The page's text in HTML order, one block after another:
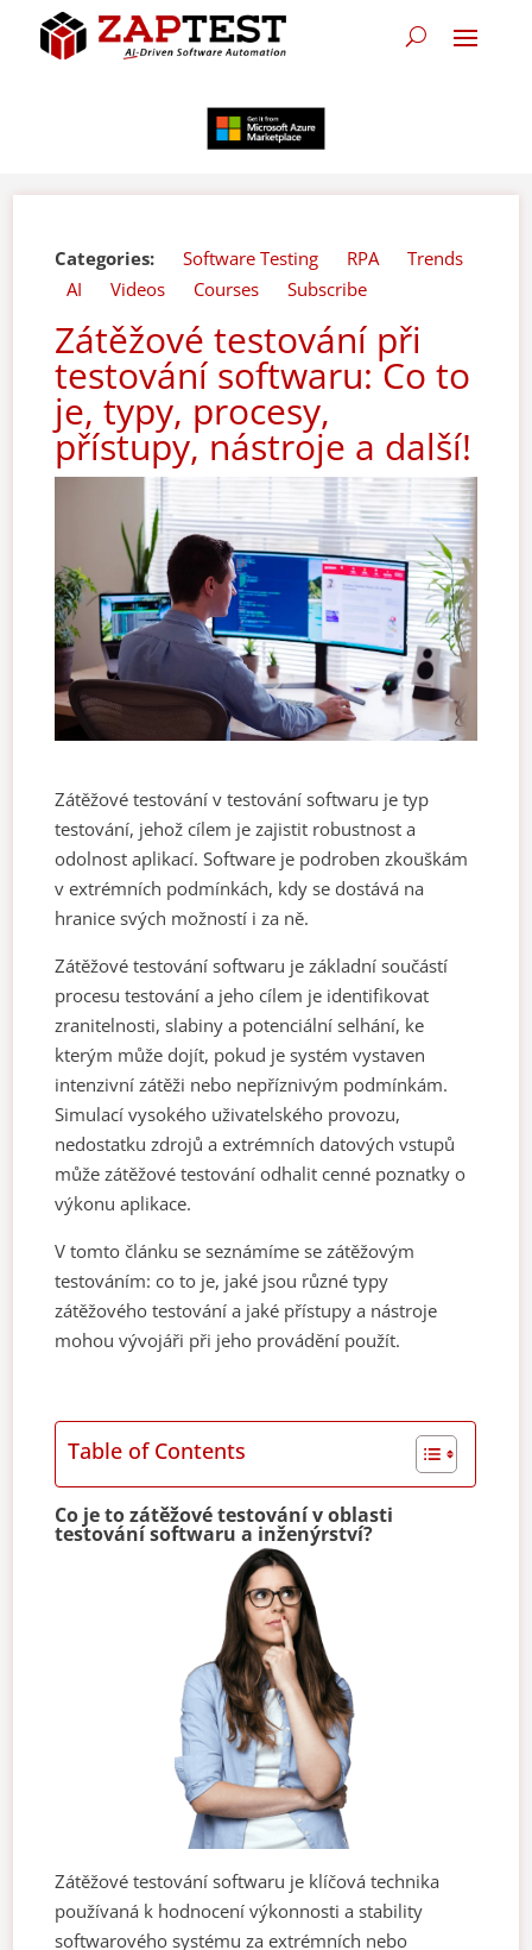
Categories: Software Testing RPA
Trends
AI
Videos Courses Subscribe
Zátěžové testování při
testování softwaru: Co to
je, typy, procesy,
přístupy, nástroje a další!
Zátěžové testování v testování softwaru je typ
testování, jehož cílem je zajistit robustnost a
odolnost aplikací. Software je podroben zkouškám
v extrémních podmínkách, kdy se dostává na
hranice svých možností i za ně.
Zátěžové testování softwaru je základní součástí
procesu testování a jeho cílem je identifikovat
zranitelnosti, slabiny a potenciální selhání, ke
kterým může dojít, pokud je systém vystaven
intenzivní zátěži nebo nepříznivým podmínkám.
Simulací vysokého uživatelského provozu,
nedostatku zdrojů a extrémních datových vstupů
může zátěžové testování odhalit cenné poznatky o
výkonu aplikace.
V tomto článku se seznámíme se zátěžovým
testováním: co to je, jaké jsou různé typy
zátěžového testování a jaké přístupy a nástroje
mohou vývojáři při jeho provádění použít.
Table of Contents
Co je to zátěžové testování v oblasti
testování softwaru a inženýrství?
Zátěžové testování softwaru je klíčová technika
používaná k hodnocení výkonnosti a stability
softwarového systému za extrémních nebo